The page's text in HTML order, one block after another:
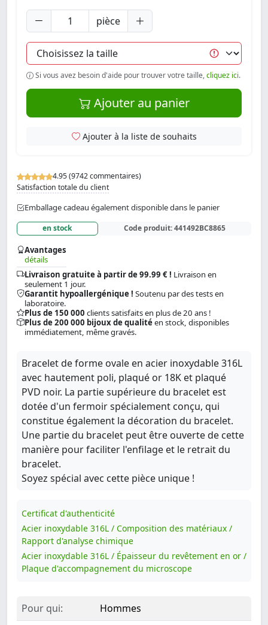
4.95 (9742 commentaires)
Satisfaction totale du client
Emballage cadeau également disponible dans le panier
en stock Code produit:441492BC8865
Avantages
détails
Livraison gratuite à partir de 99.99 € ! Livraison en
seulement 1 jour.
Garantit hypoallergénique ! Soutenu par des tests en
laboratoire.
Plus de 150 000 clients satisfaits en plus de 20 ans !
Plus de 200 000 bijoux de qualitéen stock, disponibles
immédiatement, même gravés.
pièce
Si vous avez besoin d'aide pour trouver votre taille,cliquez ici.
Ajouter au panier
Ajouter à la liste de souhaits
Bracelet de forme ovale en acier inoxydable 316L
avec hautement poli, plaqué or 18K et plaqué
PVD noir. La partie supérieure du bracelet est
dotée d'un fermoir spécialement conçu, qui
constitue également la décoration du bracelet.
Une partie du bracelet peut être ouverte de cette
manière pour faciliter l'enfilage et le retrait du
bracelet.
Soyez spécial avec cette pièce unique !
Certificat d'authenticité
Acier inoxydable 316L / Composition des matériaux /
Rapport d'analyse chimique
Acier inoxydable 316L / Épaisseur du revêtement en or /
Plaque d'accompagnement du microscope
Pour qui:
Hommes